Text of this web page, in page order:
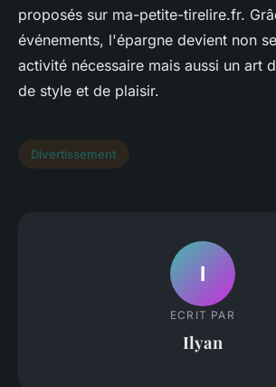
proposés sur ma-petite-tirelire.fr.
événements, l'épargne devient non
activité nécessaire mais aussi un art
de style et de plaisir.
Divertissement
I
ECRIT PAR
Ilyan